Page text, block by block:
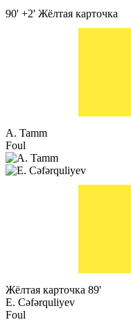
90' +2' Жёлтая карточка
A. Tamm
Foul
Жёлтая карточка 89'
E. Cəfərquliyev
Foul